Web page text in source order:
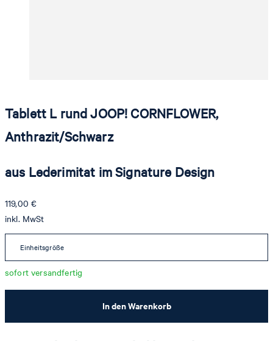
Tablett L rund JOOP! CORNFLOWER,
Anthrazit/Schwarz
aus Lederimitat im Signature Design
119,00 €
inkl. MwSt
Einheitsgröße
sofort versandfertig
In den Warenkorb